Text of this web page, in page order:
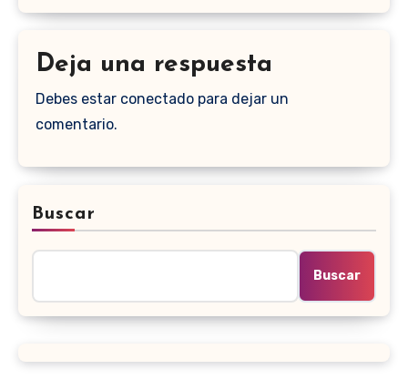
Deja una respuesta
Debes estar conectado para dejar un
comentario.
Buscar
Buscar